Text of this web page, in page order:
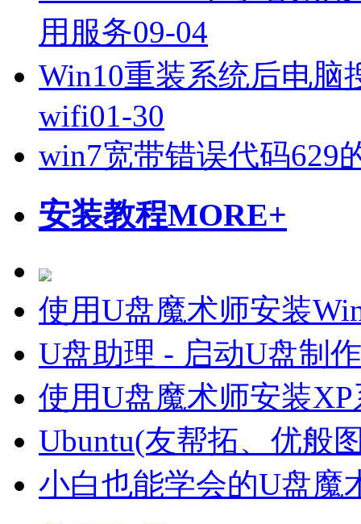
用服务09-04
Win10重装系统后电脑
wifi01-30
win7宽带错误代码629
安装教程MORE+
使用U盘魔术师安装
U盘助理 - 启动U盘制
使用U盘魔术师安装
Ubuntu(友帮拓、优般
小白也能学会的U盘魔